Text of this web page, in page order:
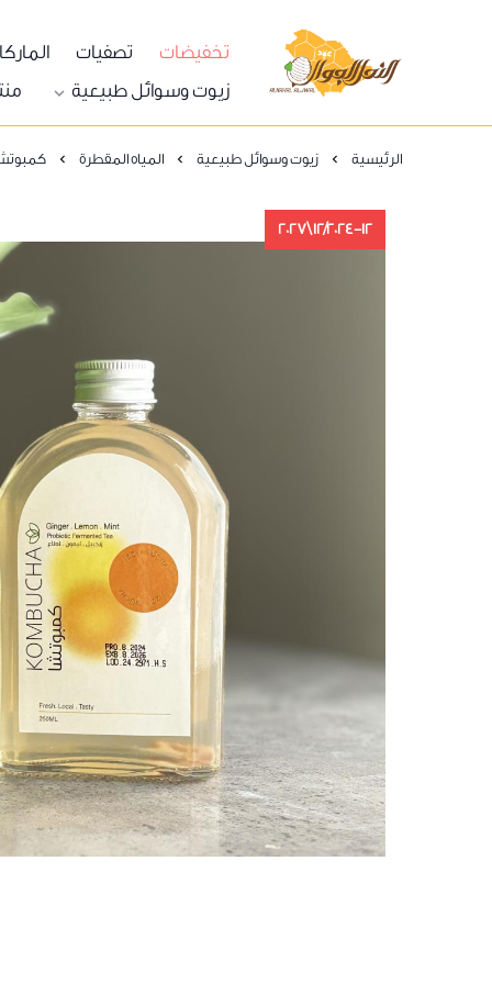
النحل الجوال
تخفيضات تصفيات
زيوت وسوائل طبيعية
الرئيسية زيوت وسوائل طبيعية المياه المقطرة كمبوتشا
12/2024-12\2027